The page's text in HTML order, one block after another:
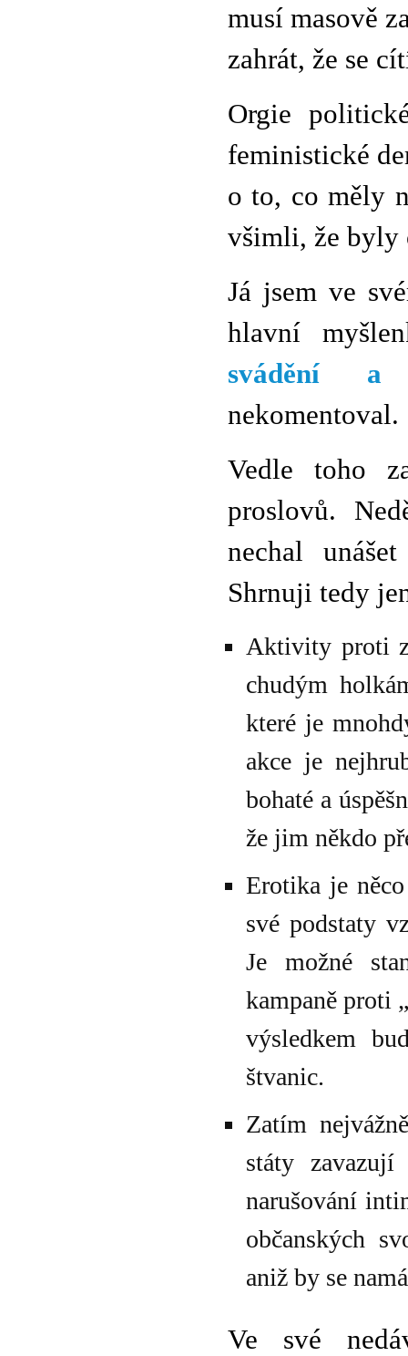
musí masově
zahrát, že se
Orgie
feministické
o to, co měly
všimli, že byly
Já jsem ve
hlavní
svádění a
nekomentoval.
Vedle toho
proslovů.
nechal
Shrnuji tedy
Aktivity proti
chudým
které je
akce je
bohaté a
že jim někdo
Erotika je
své podstaty
Je možné
kampaně proti
výsledkem
štvanic.
Zatím
státy
narušování
občanských
aniž by se
Ve své